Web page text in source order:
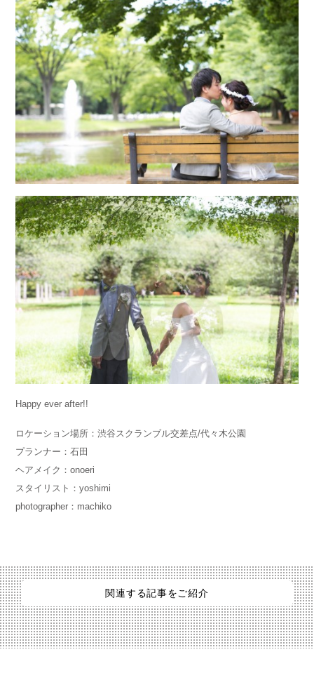
Happy ever after!!
ロケーション場所：渋谷スクランブル交差点/代々木公園
プランナー：石田
ヘアメイク：onoeri
スタイリスト：yoshimi
photographer：machiko
関連する記事をご紹介